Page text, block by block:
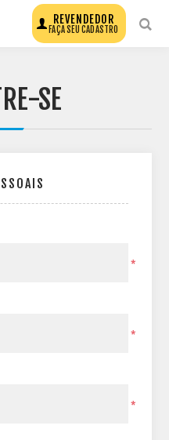
REVENDEDOR
FAÇA SEU CADASTRO
SE
*
*
*